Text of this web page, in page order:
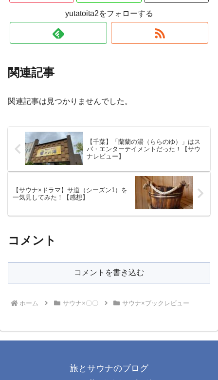
yutatoita2をフォローする
関連記事
関連記事は見つかりませんでした。
【千葉】「蘭蘭の湯（ららのゆ）」はス
パ・エンターテイメントだった！【サウ
ナレビュー】
【サウナ×ドラマ】サ道（シーズン1）を
一気見してみた！【感想】
コメント
コメントを書き込む
ホーム サウナ×〇〇 サウナ×ブックレビュー
旅とサウナのブログ